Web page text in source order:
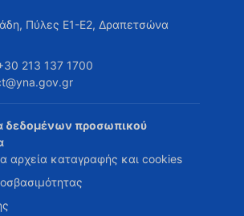
Πύλες Ε1-Ε2, Δραπετσώνα
213 137 1700
δεδομένων προσωπικού
αρχεία καταγραφής και cookies